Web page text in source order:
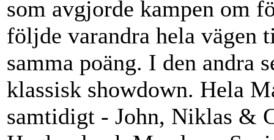
som avgjorde kampen om
följde varandra hela vägen
samma poäng. I den andra
klassisk showdown. Hela
samtidigt - John, Niklas &